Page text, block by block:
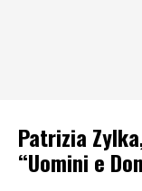
Patrizia
“Uomini e